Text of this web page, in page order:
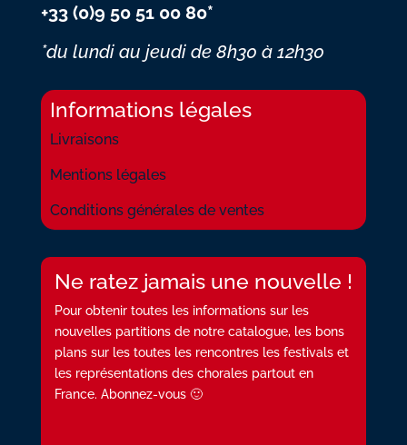
+33 (0)9 50 51 00 80*
*du lundi au jeudi de 8h30 à 12h30
Informations légales
Livraisons
Mentions légales
Conditions générales de ventes
Ne ratez jamais une nouvelle !
Pour obtenir toutes les informations sur les
nouvelles partitions de notre catalogue, les bons
plans sur les toutes les rencontres les festivals et
les représentations des chorales partout en
France. Abonnez-vous 🙂